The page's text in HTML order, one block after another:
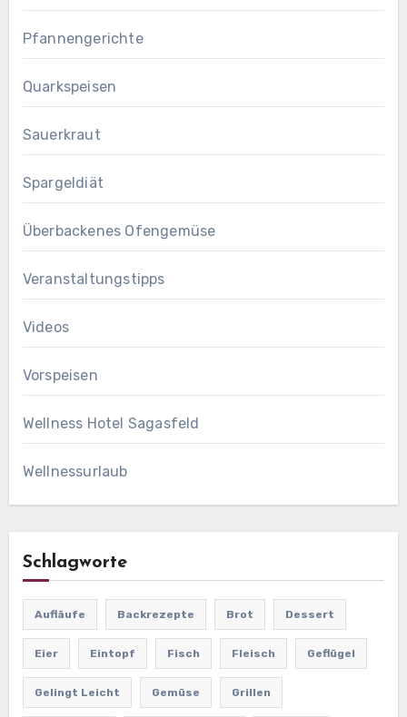
Pfannengerichte
Quarkspeisen
Sauerkraut
Spargeldiät
Überbackenes Ofengemüse
Veranstaltungstipps
Videos
Vorspeisen
Wellness Hotel Sagasfeld
Wellnessurlaub
Schlagworte
Aufläufe Backrezepte Brot Dessert
Eier Eintopf Fisch Fleisch Geflügel
Gelingt Leicht Gemüse Grillen